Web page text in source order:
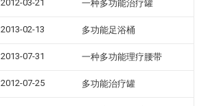
2012-03-21 一种多功能治疗罐
2013-02-13 多功能足浴桶
2013-07-31 一种多功能理疗腰带
2012-07-25 多功能治疗罐